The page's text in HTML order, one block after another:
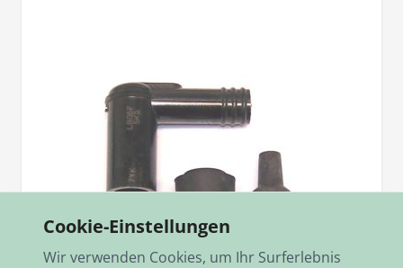
Cookie-Einstellungen
Wir verwenden Cookies, um Ihr Surferlebnis